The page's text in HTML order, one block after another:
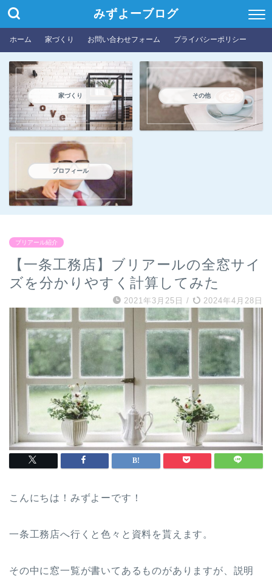
みずよーブログ
ホーム 家づくり お問い合わせフォーム プライバシーポリシー
家づくり その他
プロフィール
ブリアール紹介
【一条工務店】ブリアールの全窓サイ
ズを分かりやすく計算してみた
2021年3月25日 / 2024年4月28日
こんにちは！みずよーです！
一条工務店へ行くと色々と資料を貰えます。
その中に窓一覧が書いてあるものがありますが、説明